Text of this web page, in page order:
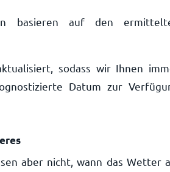
basieren auf den
sodass wir Ihnen
Datum zur
aber nicht, wann das Wetter